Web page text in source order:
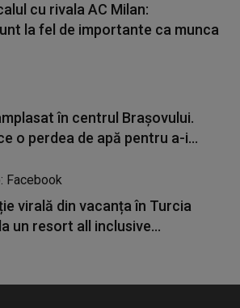
cu rivala AC Milan:
la fel de importante ca munca
în centrul Brașovului.
o perdea de apă pentru a-i...
virală din vacanța în Turcia
un resort all inclusive...